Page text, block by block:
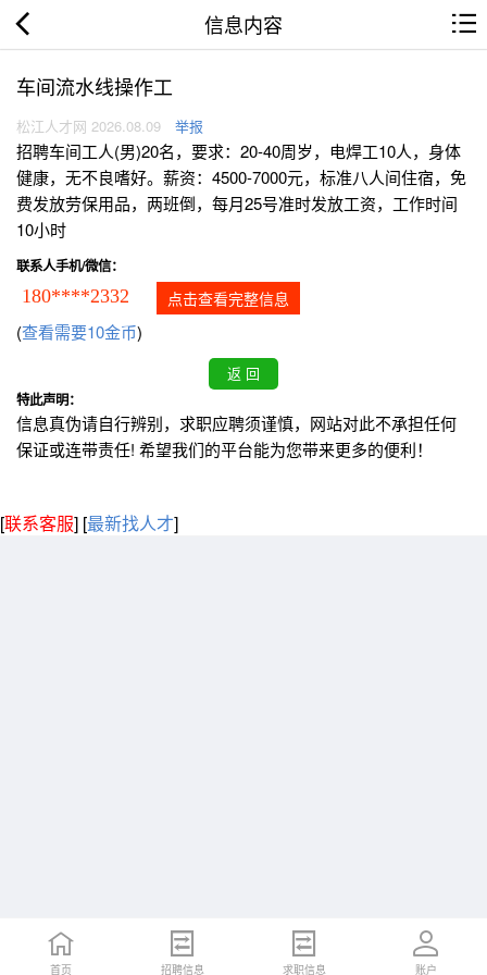
信息内容
车间流水线操作工
松江人才网 2026.08.09 举报
招聘车间工人(男)20名，要求：20-40周岁，电焊工10人，身体
健康，无不良嗜好。薪资：4500-7000元，标准八人间住宿，免
费发放劳保用品，两班倒，每月25号准时发放工资，工作时间
10小时
联系人手机/微信：
180****2332 点击查看完整信息
(查看需要10金币)
特此声明：
信息真伪请自行辨别，求职应聘须谨慎，网站对此不承担任何
保证或连带责任! 希望我们的平台能为您带来更多的便利！
[联系客服] [最新找人才]
首页 招聘信息 求职信息 账户